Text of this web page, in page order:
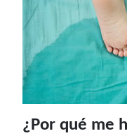
¿Por qué me